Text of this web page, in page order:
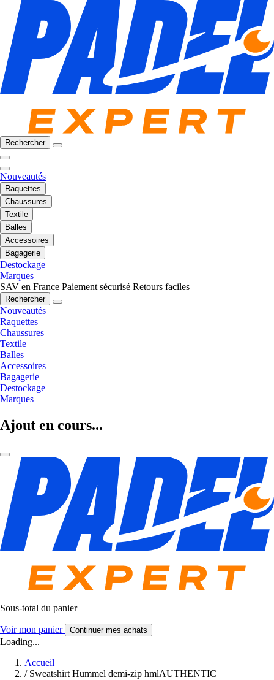
Rechercher
Nouveautés
Raquettes
Chaussures
Textile
Balles
Accessoires
Bagagerie
Destockage
Marques
SAV en France Paiement sécurisé Retours faciles
Rechercher
Nouveautés
Raquettes
Chaussures
Textile
Balles
Accessoires
Bagagerie
Destockage
Marques
Ajout en cours...
Sous-total du panier
Voir mon panier Continuer mes achats
Loading...
Accueil
/ Sweatshirt Hummel demi-zip hmlAUTHENTIC